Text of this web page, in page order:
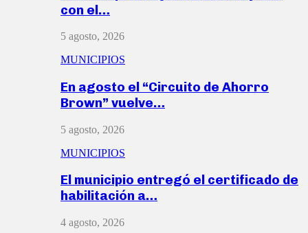
con el…
5 agosto, 2026
MUNICIPIOS
En agosto el “Circuito de Ahorro
Brown” vuelve…
5 agosto, 2026
MUNICIPIOS
El municipio entregó el certificado de
habilitación a…
4 agosto, 2026